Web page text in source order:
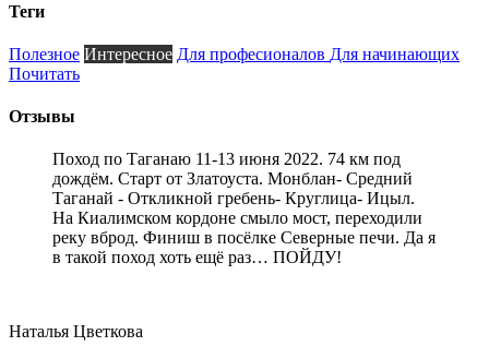
Теги
Полезное Интересное Для професионалов Для начинающих
Почитать
Отзывы
Поход по Таганаю 11-13 июня 2022. 74 км под
дождём. Старт от Златоуста. Монблан- Средний
Таганай - Откликной гребень- Круглица- Ицыл.
На Киалимском кордоне смыло мост, переходили
реку вброд. Финиш в посёлке Северные печи. Да я
в такой поход хоть ещё раз… ПОЙДУ!
Наталья Цветкова